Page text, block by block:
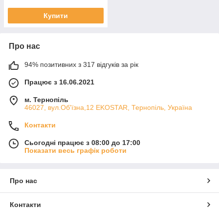
Купити
Про нас
94% позитивних з 317 відгуків за рік
Працює з 16.06.2021
м. Тернопіль
46027, вул.Об'їзна,12 EKOSTAR, Тернопіль, Україна
Контакти
Сьогодні працює з 08:00 до 17:00
Показати весь графік роботи
Про нас
Контакти